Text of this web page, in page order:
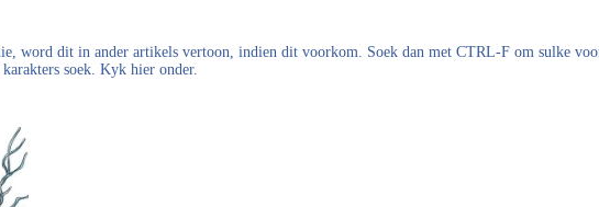
word dit in ander artikels vertoon, indien dit voorkom. Soek dan met CTRL-F om sulke
soek. Kyk hier onder.